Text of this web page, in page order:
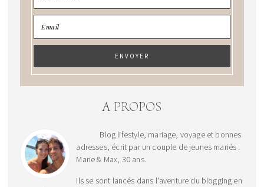
A PROPOS
Blog lifestyle, mariage, voyage et bonnes
adresses, écrit par un couple de jeunes mariés :
Marie & Max, 30 ans.
Ils se sont lancés dans l'aventure du blogging en